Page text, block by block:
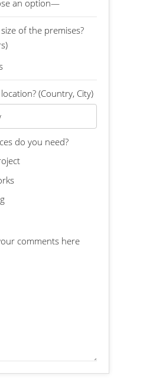
of the premises?
(Country, City)
do you need?